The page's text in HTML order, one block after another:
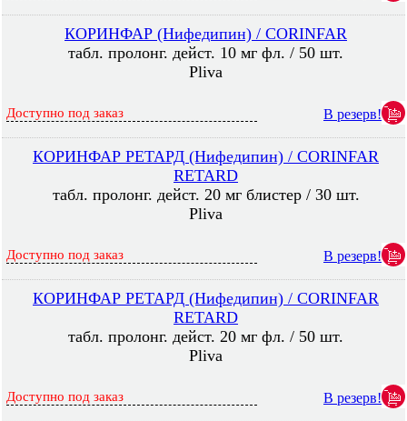
КОРИНФАР (Нифедипин) / CORINFAR
табл. пролонг. дейст. 10 мг фл. / 50 шт.
Pliva
Доступно под заказ В резерв!
КОРИНФАР РЕТАРД (Нифедипин) / CORINFAR
RETARD
табл. пролонг. дейст. 20 мг блистер / 30 шт.
Pliva
Доступно под заказ В резерв!
КОРИНФАР РЕТАРД (Нифедипин) / CORINFAR
RETARD
табл. пролонг. дейст. 20 мг фл. / 50 шт.
Pliva
Доступно под заказ В резерв!